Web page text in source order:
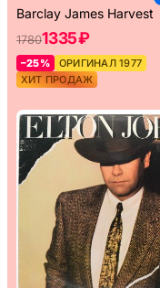
Barclay James Harvest
17801335 ₽
–25%
ОРИГИНАЛ 1977
ХИТ ПРОДАЖ